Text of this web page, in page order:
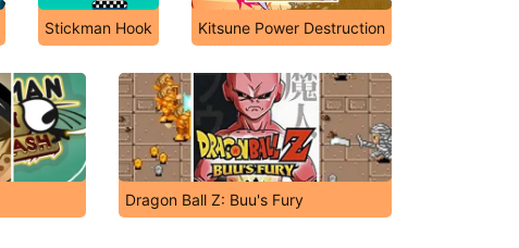
Stickman Hook Kitsune Power Destruction
Dragon Ball Z: Buu's Fury